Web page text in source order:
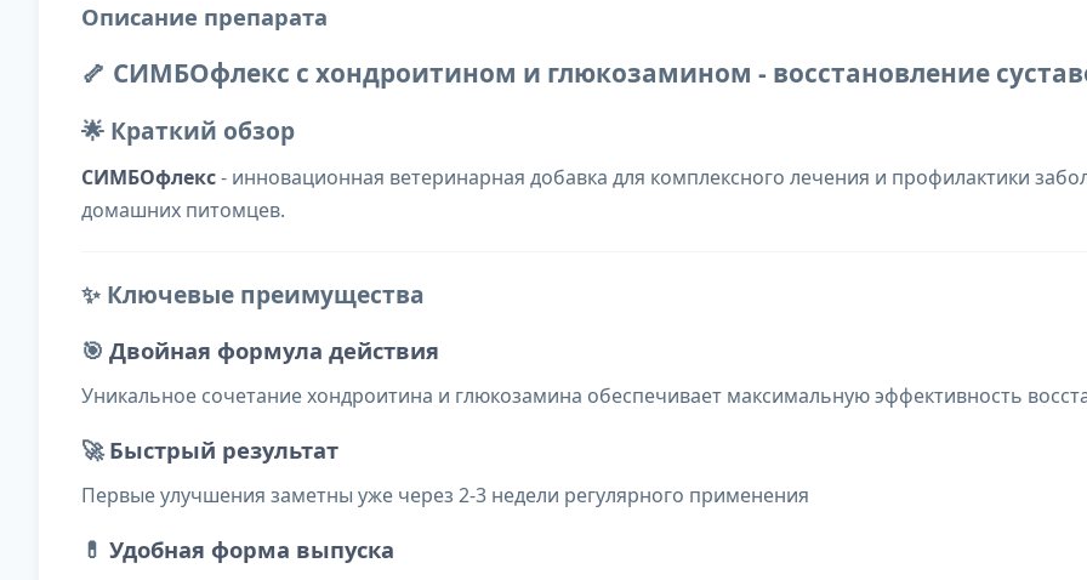
Описание препарата
🦴 СИМБОфлекс с хондроитином и глюкозамином - восстановление
🌟 Краткий обзор
СИМБОфлекс- инновационная ветеринарная добавка для комплексного лечения и профилактики
домашних питомцев.
✨ Ключевые преимущества
🎯 Двойная формула действия
Уникальное сочетание хондроитина и глюкозамина обеспечивает максимальную эффективность
🚀 Быстрый результат
Первые улучшения заметны уже через 2-3 недели регулярного применения
💊 Удобная форма выпуска